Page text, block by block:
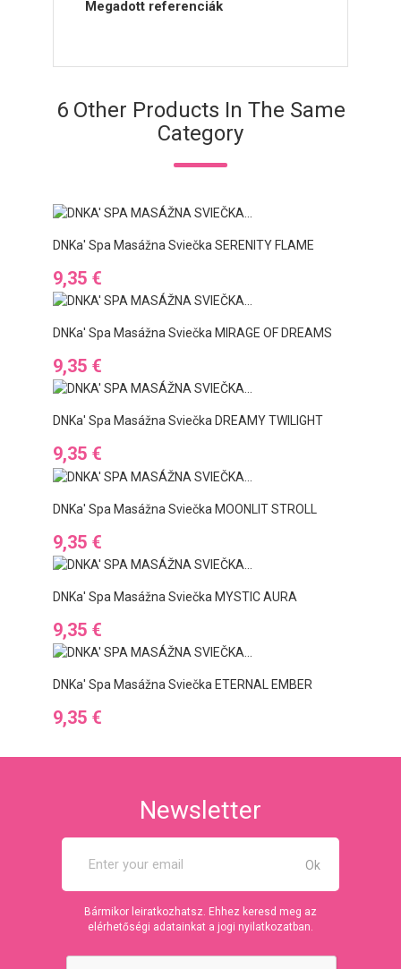
Megadott referenciák
6 Other Products In The Same
Category
DNKa' Spa Masážna Sviečka SERENITY FLAME
Preis
9,35 €
DNKa' Spa Masážna Sviečka MIRAGE OF DREAMS
Preis
9,35 €
DNKa' Spa Masážna Sviečka DREAMY TWILIGHT
Preis
9,35 €
DNKa' Spa Masážna Sviečka MOONLIT STROLL
Preis
9,35 €
DNKa' Spa Masážna Sviečka MYSTIC AURA
Preis
9,35 €
DNKa' Spa Masážna Sviečka ETERNAL EMBER
Preis
9,35 €
Newsletter
Bármikor leiratkozhatsz. Ehhez keresd meg az
elérhetőségi adatainkat a jogi nyilatkozatban.